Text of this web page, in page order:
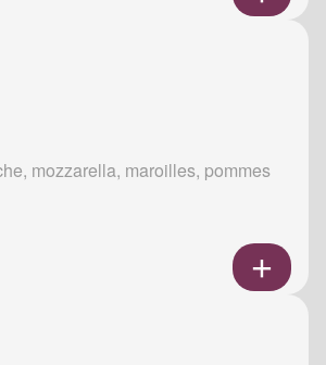
mozzarella, maroilles, pommes